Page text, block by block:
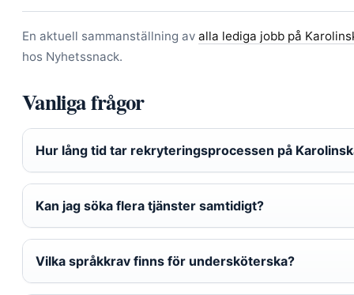
En aktuell sammanställning av alla lediga jobb på
hos Nyhetssnack.
Vanliga frågor
Hur lång tid tar rekryteringsprocessen på
Kan jag söka flera tjänster samtidigt?
Vilka språkkrav finns för undersköterska?